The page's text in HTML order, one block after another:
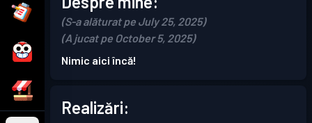
(S-a alăturat pe July 25, 2025)
(A jucat pe October 5, 2025)
Nimic aici încă!
Realizări: